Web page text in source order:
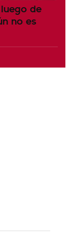
de
no es